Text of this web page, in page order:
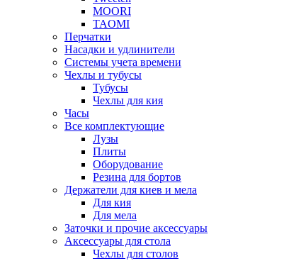
MOORI
TAOMI
Перчатки
Насадки и удлинители
Системы учета времени
Чехлы и тубусы
Тубусы
Чехлы для кия
Часы
Все комплектующие
Лузы
Плиты
Оборудование
Резина для бортов
Держатели для киев и мела
Для кия
Для мела
Заточки и прочие аксессуары
Аксессуары для стола
Чехлы для столов